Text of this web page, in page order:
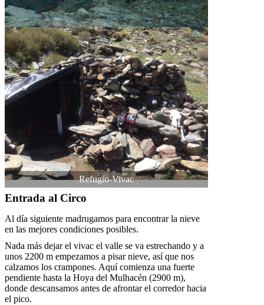
Refugio-Vivac
Entrada al Circo
Al día siguiente madrugamos para encontrar la nieve
en las mejores condiciones posibles.
Nada más dejar el vivac el valle se va estrechando y a
unos 2200 m empezamos a pisar nieve, así que nos
calzamos los crampones. Aquí comienza una fuerte
pendiente hasta la Hoya del Mulhacén (2900 m),
donde descansamos antes de afrontar el corredor hacia
el pico.